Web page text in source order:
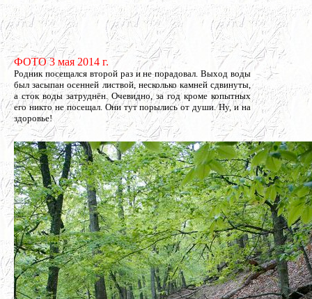
ФОТО 3 мая 2014 г.
Родник посещался второй раз и не порадовал. Выход воды
был засыпан осенней листвой, несколько камней сдвинуты,
а сток воды затруднён. Очевидно, за год кроме копытных
его никто не посещал. Они тут порылись от души. Ну, и на
здоровье!